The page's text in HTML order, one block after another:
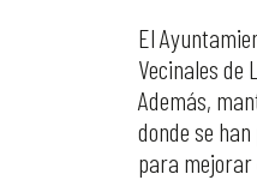
El
Vecinales de
Además,
donde se
para mejorar